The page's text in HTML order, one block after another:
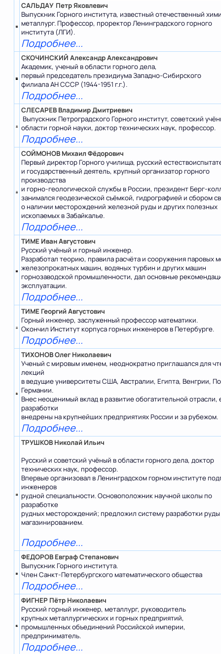
САЛЬДАУ Петр Яковлевич
Выпускник Горного института, известный отечественный
металлург. Профессор, проректор Ленинградского горного
института (ЛГИ).
Подробнее...
СКОЧИНСКИЙ Александр Александрович
Академик, ученый в области горного дела,
первый председатель президиума Западно-Сибирского
филиала АН СССР (1944-1951 г.г.).
Подробнее...
СЛЕСАРЕВ Владимир Дмитриевич
Выпускник Петроградского Горного институт, советский
области горной науки, доктор технических наук, профессор.
Подробнее...
СОЙМОНОВ Михаил Фёдорович
Первый директор Горного училища, русский
и государственный деятель, крупный организатор горного
производства
и горно-геологической службы в России, президент Берг-
занимался геодезической съёмкой, гидрографией и сбором
о наличии месторождений железной руды и других полезных
ископаемых в Забайкалье.
Подробнее...
ТИМЕ Иван Августович
Русский учёный и горный инженер.
Разработал теорию, правила расчёта и сооружения паровых
железопрокатных машин, водяных турбин и других машин
горнозаводской промышленности, дал основные
эксплуатации.
Подробнее...
ТИМЕ Георгий Августович
Горный инженер, заслуженный профессор математики.
Окончил Институт корпуса горных инженеров в Петербурге.
Подробнее...
ТИХОНОВ Олег Николаевич
Ученый с мировым именем, неоднократно приглашался для
лекций
в ведущие университеты США, Австралии, Египта, Венгрии,
Германии.
Внес неоценимый вклад в развитие обогатительной отрасли,
разработки
внедрены на крупнейших предприятиях России и за рубежом.
Подробнее...
ТРУШКОВ Николай Ильич
Русский и советский учёный в области горного дела, доктор
технических наук, профессор.
Впервые организовал в Ленинградском горном институте
инженеров
рудной специальности. Основоположник научной школы по
разработке
рудных месторождений; предложил систему разработки руды
магазинированием.
Подробнее...
ФЕДОРОВ Евграф Степанович
Выпускник Горного института.
Член Санкт-Петербургского математического общества
Подробнее...
ФИГНЕР Пётр Николаевич
Русский горный инженер, металлург, руководитель
крупных металлургических и горных предприятий,
промышленных объединений Российской империи,
предприниматель.
Подробнее...